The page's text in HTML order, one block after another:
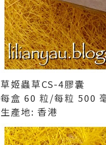
草姬蟲草CS-4膠囊
每盒 60 粒/每粒 500
生產地: 香港